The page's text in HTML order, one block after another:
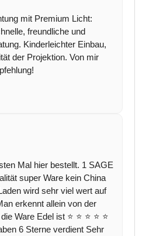
mit Premium Licht:
freundliche und
Kinderleichter Einbau,
der Projektion. Von mir
Mal hier bestellt. 1 SAGE
super Ware kein China
wird sehr viel wert auf
erkennt allein von der
Ware Edel ist ⭐️ ⭐️ ⭐️ ⭐️ ⭐️
6 Sterne verdient Sehr